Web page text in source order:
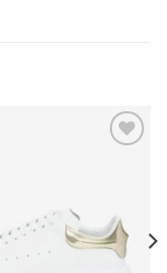
a la
lista de
deseos